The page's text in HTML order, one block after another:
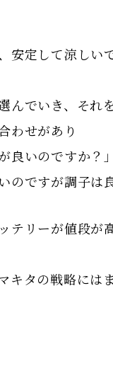
定して涼しいで
でいき、それ
わせがあり
良いのですか？
のですが調子は
リーが値段
キタの戦略に